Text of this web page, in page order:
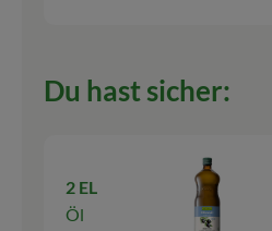
Du hast sicher:
2 EL
Öl